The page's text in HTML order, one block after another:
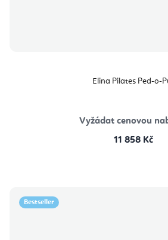
Elina Pilates Ped-o-
Vyžádat cenovou
11 858 Kč
Bestseller